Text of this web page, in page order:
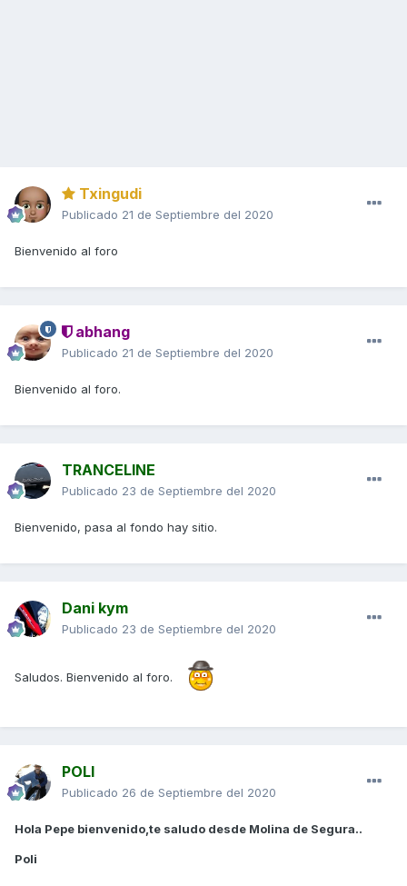
Txingudi
Publicado 21 de Septiembre del 2020
Bienvenido al foro
abhang
Publicado 21 de Septiembre del 2020
Bienvenido al foro.
TRANCELINE
Publicado 23 de Septiembre del 2020
Bienvenido, pasa al fondo hay sitio.
Dani kym
Publicado 23 de Septiembre del 2020
Saludos. Bienvenido al foro.
POLI
Publicado 26 de Septiembre del 2020
Hola Pepe bienvenido,te saludo desde Molina de Segura..
Poli